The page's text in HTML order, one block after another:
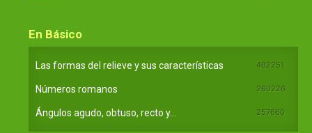
En Básico
Las formas del relieve y sus características 402251
Números romanos 260226
Ángulos agudo, obtuso, recto y... 257660